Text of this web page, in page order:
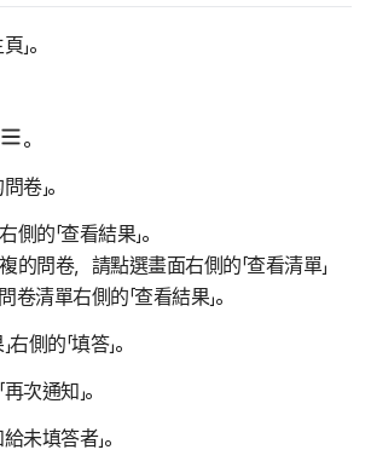
」。
。
卷」。
的「查看結果」。
的問卷，請點選畫面右側的「查看清單」
清單右側的「查看結果」。
側的「填答」。
次通知」。
未填答者」。